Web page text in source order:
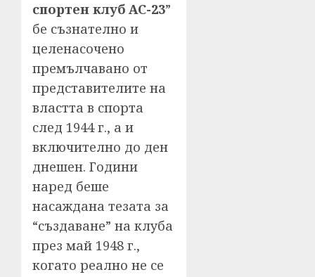
спортен клуб АС-23”
бе съзнателно и
целенасочено
премълчавано от
представителите на
властта в спорта
след 1944 г., а и
включително до ден
днешен. Години
наред беше
насаждана тезата за
“създаване” на клуба
през май 1948 г.,
когато реално не се